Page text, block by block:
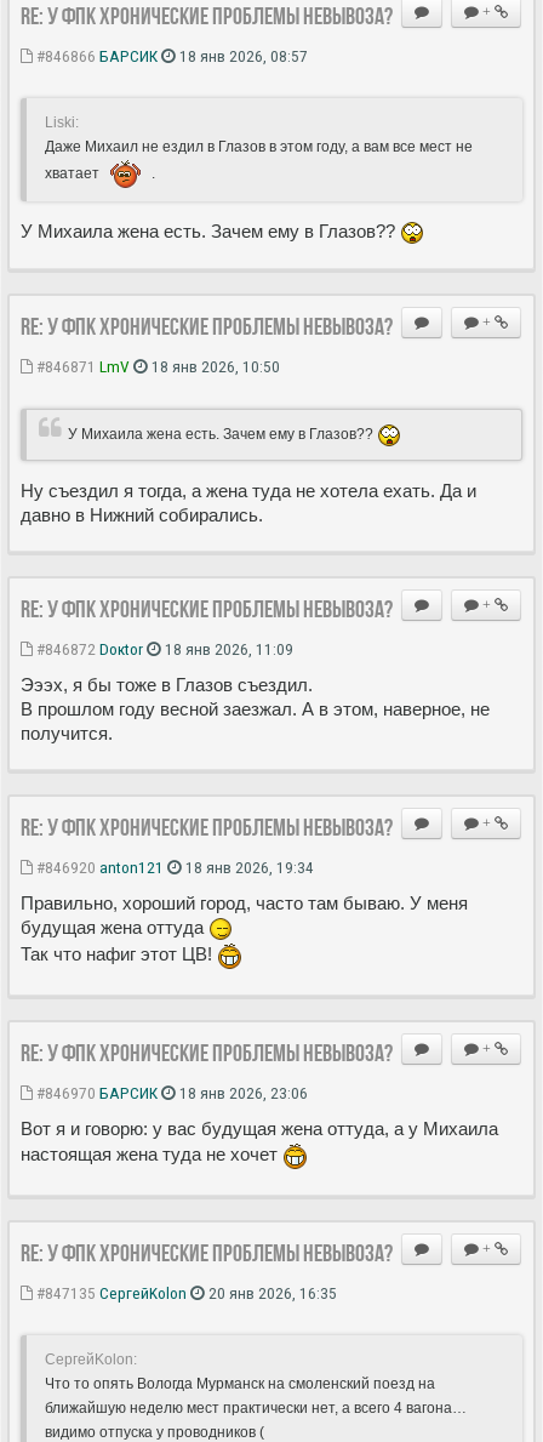
+
Re: У ФПК хронические проблемы невывоза?
#846866 БАРСИК 18 янв 2026, 08:57
Liski:
Даже Михаил не ездил в Глазов в этом году, а вам все мест не
хватает
У Михаила жена есть. Зачем ему в Глазов??
+
Re: У ФПК хронические проблемы невывоза?
#846871 LmV 18 янв 2026, 10:50
У Михаила жена есть. Зачем ему в Глазов??
Ну съездил я тогда, а жена туда не хотела ехать. Да и
давно в Нижний собирались.
+
Re: У ФПК хронические проблемы невывоза?
#846872 Doкtor 18 янв 2026, 11:09
Эээх, я бы тоже в Глазов съездил.
В прошлом году весной заезжал. А в этом, наверное, не
получится.
+
Re: У ФПК хронические проблемы невывоза?
#846920 anton121 18 янв 2026, 19:34
Правильно, хороший город, часто там бываю. У меня
будущая жена оттуда
Так что нафиг этот ЦВ!
+
Re: У ФПК хронические проблемы невывоза?
#846970 БАРСИК 18 янв 2026, 23:06
Вот я и говорю: у вас будущая жена оттуда, а у Михаила
настоящая жена туда не хочет
+
Re: У ФПК хронические проблемы невывоза?
#847135 СергейKolon 20 янв 2026, 16:35
СергейKolon:
Что то опять Вологда Мурманск на смоленский поезд на
ближайшую неделю мест практически нет, а всего 4 вагона…
видимо отпуска у проводников (